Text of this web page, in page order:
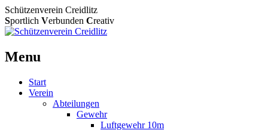
Schützenverein Creidlitz
Sportlich Verbunden Creativ
Menu
Skip
Start
Verein
Abteilungen
Gewehr
Luftgewehr 10m